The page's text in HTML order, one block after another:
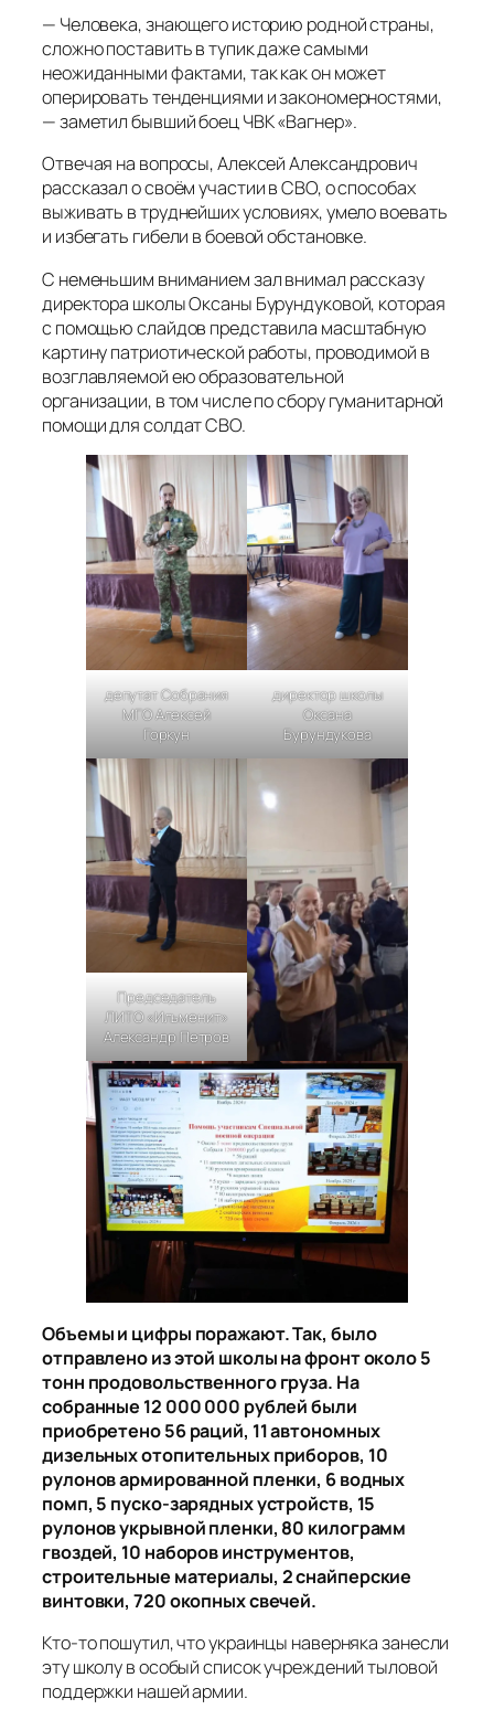
— Человека, знающего историю родной страны,
сложно поставить в тупик даже самыми
неожиданными фактами, так как он может
оперировать тенденциями и закономерностями,
— заметил бывший боец ЧВК «Вагнер».
Отвечая на вопросы, Алексей Александрович
рассказал о своём участии в СВО, о способах
выживать в труднейших условиях, умело воевать
и избегать гибели в боевой обстановке.
С неменьшим вниманием зал внимал рассказу
директора школы Оксаны Бурундуковой, которая
с помощью слайдов представила масштабную
картину патриотической работы, проводимой в
возглавляемой ею образовательной
организации, в том числе по сбору гуманитарной
помощи для солдат СВО.
депутат Собрания
МГО Алексей
Горкун
директор школы
Оксана
Бурундукова
Председатель
ЛИТО «Ильменит»
Александр Петров
Объемы и цифры поражают. Так, было
отправлено из этой школы на фронт около 5
тонн продовольственного груза. На
собранные 12 000 000 рублей были
приобретено 56 раций, 11 автономных
дизельных отопительных приборов, 10
рулонов армированной пленки, 6 водных
помп, 5 пуско-зарядных устройств, 15
рулонов укрывной пленки, 80 килограмм
гвоздей, 10 наборов инструментов,
строительные материалы, 2 снайперские
винтовки, 720 окопных свечей.
Кто-то пошутил, что украинцы наверняка занесли
эту школу в особый список учреждений тыловой
поддержки нашей армии.